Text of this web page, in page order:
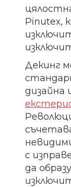
Pinutex,
Декинг
дизайна
с
да